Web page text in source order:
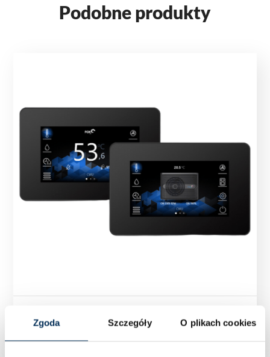
Zgoda Szczegóły O plikach cookies
Podobne produkty